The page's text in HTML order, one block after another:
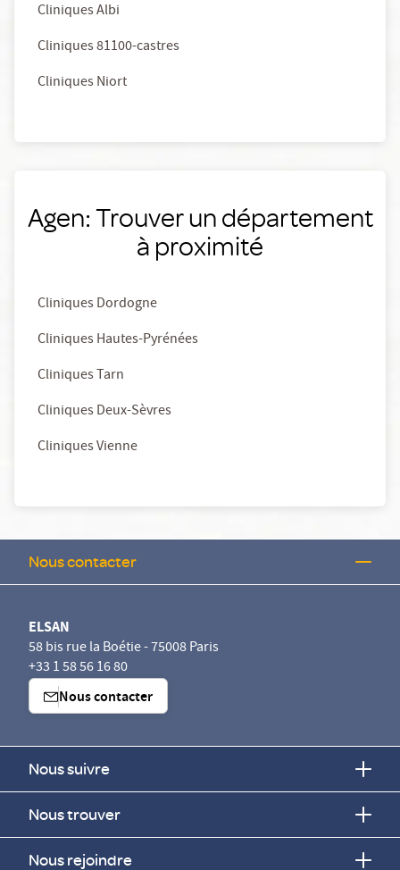
Cliniques Albi
Cliniques 81100-castres
Cliniques Niort
Agen: Trouver un département
à proximité
Cliniques Dordogne
Cliniques Hautes-Pyrénées
Cliniques Tarn
Cliniques Deux-Sèvres
Cliniques Vienne
Nous contacter
ELSAN
58 bis rue la Boétie - 75008 Paris
+33 1 58 56 16 80
Nous contacter
Nous suivre
Nous trouver
Nous rejoindre